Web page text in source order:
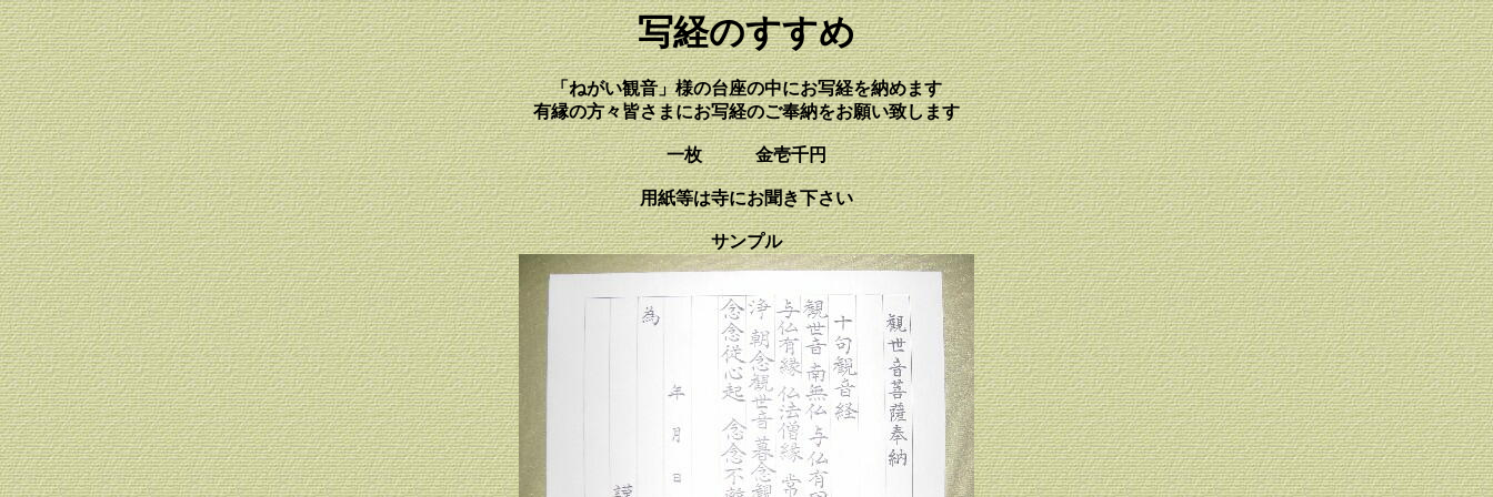
写経のすすめ
「ねがい観音」様の台座の中にお写経を納めます
有縁の方々皆さまにお写経のご奉納をお願い致します
一枚 金壱千円
用紙等は寺にお聞き下さい
サンプル